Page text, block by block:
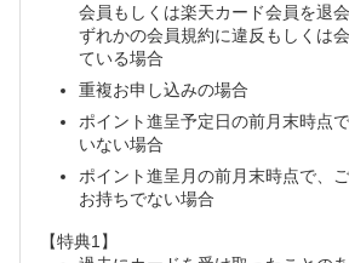
会員もしくは楽天カード会員を退
ずれかの会員規約に違反もしくは
ている場合
重複お申し込みの場合
ポイント進呈予定日の前月末時点
いない場合
ポイント進呈月の前月末時点で、
お持ちでない場合
【特典1】